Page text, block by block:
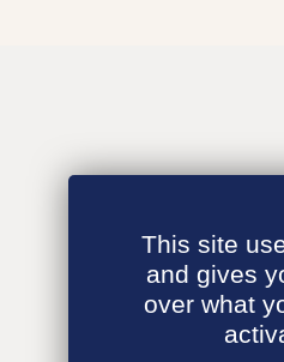
This site
and gives
over what